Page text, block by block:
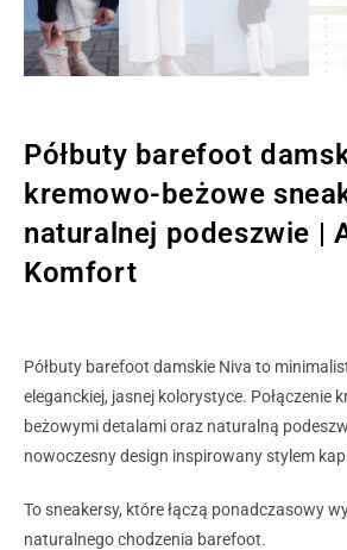
Półbuty barefoot
kremowo-beżowe
naturalnej podeszwie |
Komfort
Półbuty barefoot damskie Niva to
eleganckiej, jasnej kolorystyce. Połączenie
beżowymi detalami oraz naturalną
nowoczesny design inspirowany stylem
To sneakersy, które łączą ponadczasowy
naturalnego chodzenia barefoot.